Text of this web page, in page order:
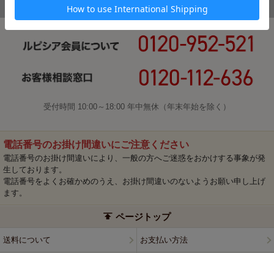
受付時間 10:00～18:00 年中無休（年末年始を除く）
電話番号のお掛け間違いにご注意ください
電話番号のお掛け間違いにより、一般の方へご迷惑をおかけする事象が発
生しております。
電話番号をよくお確かめのうえ、お掛け間違いのないようお願い申し上げ
ます。
ページトップ
送料について お支払い方法